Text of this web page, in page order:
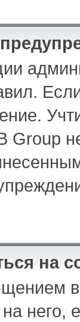
Group
на
него,